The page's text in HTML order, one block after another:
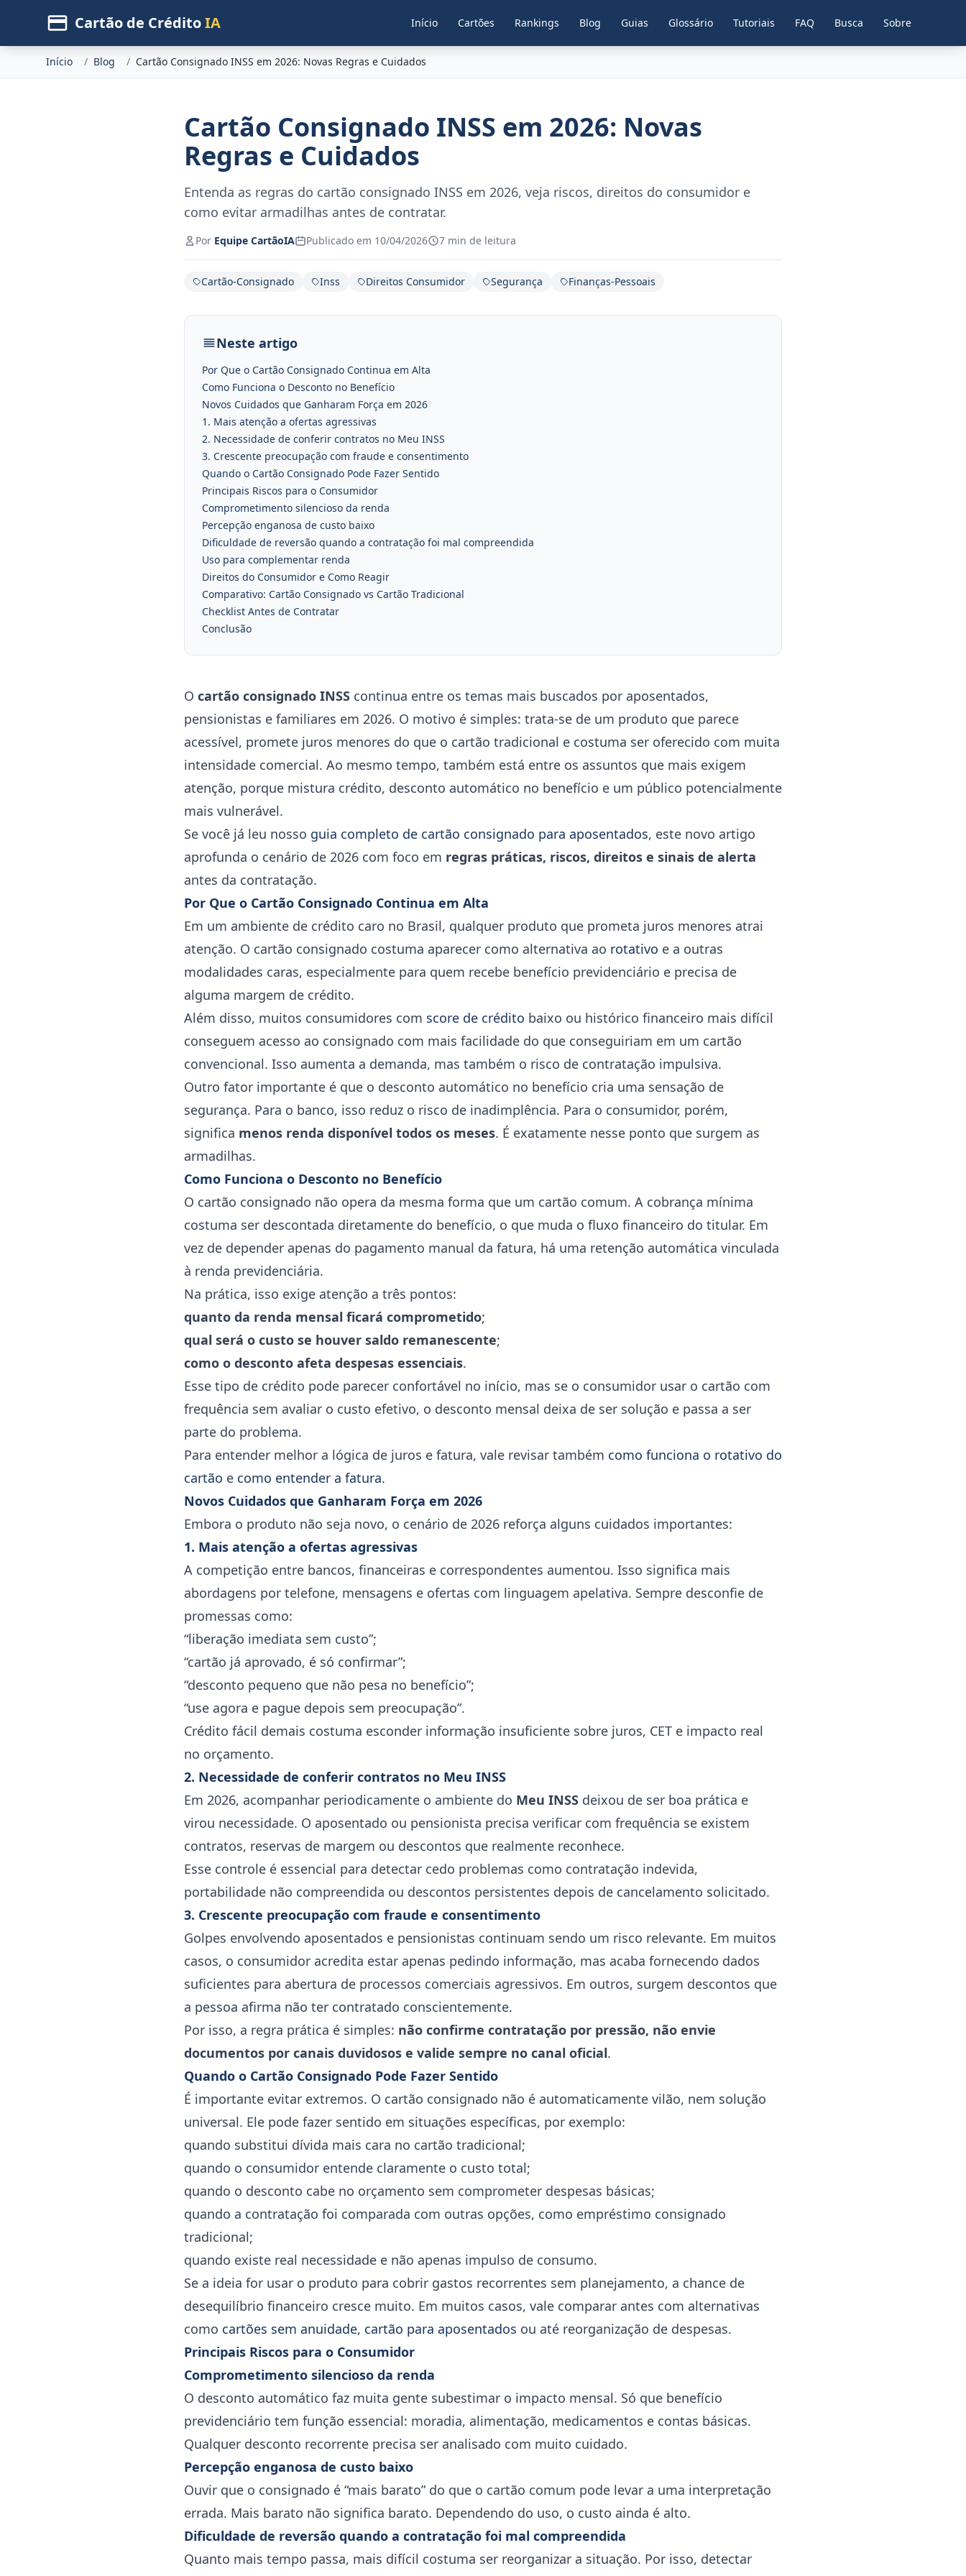
Cartão de CréditoIA Início Cartões Rankings Blog Guias Glossário Tutoriais FAQ Busca Sobre
Início / Blog / Cartão Consignado INSS em 2026: Novas Regras e Cuidados
Cartão Consignado INSS em 2026: Novas
Regras e Cuidados
Entenda as regras do cartão consignado INSS em 2026, veja riscos, direitos do consumidor e
como evitar armadilhas antes de contratar.
Por Equipe CartãoIA Publicado em 10/04/2026 7 min de leitura
Cartão-Consignado Inss Direitos Consumidor Segurança Finanças-Pessoais
Neste artigo
Por Que o Cartão Consignado Continua em Alta
Como Funciona o Desconto no Benefício
Novos Cuidados que Ganharam Força em 2026
1. Mais atenção a ofertas agressivas
2. Necessidade de conferir contratos no Meu INSS
3. Crescente preocupação com fraude e consentimento
Quando o Cartão Consignado Pode Fazer Sentido
Principais Riscos para o Consumidor
Comprometimento silencioso da renda
Percepção enganosa de custo baixo
Dificuldade de reversão quando a contratação foi mal compreendida
Uso para complementar renda
Direitos do Consumidor e Como Reagir
Comparativo: Cartão Consignado vs Cartão Tradicional
Checklist Antes de Contratar
Conclusão
O cartão consignado INSS continua entre os temas mais buscados por aposentados,
pensionistas e familiares em 2026. O motivo é simples: trata-se de um produto que parece
acessível, promete juros menores do que o cartão tradicional e costuma ser oferecido com muita
intensidade comercial. Ao mesmo tempo, também está entre os assuntos que mais exigem
atenção, porque mistura crédito, desconto automático no benefício e um público potencialmente
mais vulnerável.
Se você já leu nosso guia completo de cartão consignado para aposentados, este novo artigo
aprofunda o cenário de 2026 com foco em regras práticas, riscos, direitos e sinais de alerta
antes da contratação.
Por Que o Cartão Consignado Continua em Alta
Em um ambiente de crédito caro no Brasil, qualquer produto que prometa juros menores atrai
atenção. O cartão consignado costuma aparecer como alternativa ao rotativo e a outras
modalidades caras, especialmente para quem recebe benefício previdenciário e precisa de
alguma margem de crédito.
Além disso, muitos consumidores com score de crédito baixo ou histórico financeiro mais difícil
conseguem acesso ao consignado com mais facilidade do que conseguiriam em um cartão
convencional. Isso aumenta a demanda, mas também o risco de contratação impulsiva.
Outro fator importante é que o desconto automático no benefício cria uma sensação de
segurança. Para o banco, isso reduz o risco de inadimplência. Para o consumidor, porém,
significa menos renda disponível todos os meses. É exatamente nesse ponto que surgem as
armadilhas.
Como Funciona o Desconto no Benefício
O cartão consignado não opera da mesma forma que um cartão comum. A cobrança mínima
costuma ser descontada diretamente do benefício, o que muda o fluxo financeiro do titular. Em
vez de depender apenas do pagamento manual da fatura, há uma retenção automática vinculada
à renda previdenciária.
Na prática, isso exige atenção a três pontos:
quanto da renda mensal ficará comprometido;
qual será o custo se houver saldo remanescente;
como o desconto afeta despesas essenciais.
Esse tipo de crédito pode parecer confortável no início, mas se o consumidor usar o cartão com
frequência sem avaliar o custo efetivo, o desconto mensal deixa de ser solução e passa a ser
parte do problema.
Para entender melhor a lógica de juros e fatura, vale revisar também como funciona o rotativo do
cartão e como entender a fatura.
Novos Cuidados que Ganharam Força em 2026
Embora o produto não seja novo, o cenário de 2026 reforça alguns cuidados importantes:
1. Mais atenção a ofertas agressivas
A competição entre bancos, financeiras e correspondentes aumentou. Isso significa mais
abordagens por telefone, mensagens e ofertas com linguagem apelativa. Sempre desconfie de
promessas como:
“liberação imediata sem custo”;
“cartão já aprovado, é só confirmar”;
“desconto pequeno que não pesa no benefício”;
“use agora e pague depois sem preocupação”.
Crédito fácil demais costuma esconder informação insuficiente sobre juros, CET e impacto real
no orçamento.
2. Necessidade de conferir contratos no Meu INSS
Em 2026, acompanhar periodicamente o ambiente do Meu INSS deixou de ser boa prática e
virou necessidade. O aposentado ou pensionista precisa verificar com frequência se existem
contratos, reservas de margem ou descontos que realmente reconhece.
Esse controle é essencial para detectar cedo problemas como contratação indevida,
portabilidade não compreendida ou descontos persistentes depois de cancelamento solicitado.
3. Crescente preocupação com fraude e consentimento
Golpes envolvendo aposentados e pensionistas continuam sendo um risco relevante. Em muitos
casos, o consumidor acredita estar apenas pedindo informação, mas acaba fornecendo dados
suficientes para abertura de processos comerciais agressivos. Em outros, surgem descontos que
a pessoa afirma não ter contratado conscientemente.
Por isso, a regra prática é simples: não confirme contratação por pressão, não envie
documentos por canais duvidosos e valide sempre no canal oficial.
Quando o Cartão Consignado Pode Fazer Sentido
É importante evitar extremos. O cartão consignado não é automaticamente vilão, nem solução
universal. Ele pode fazer sentido em situações específicas, por exemplo:
quando substitui dívida mais cara no cartão tradicional;
quando o consumidor entende claramente o custo total;
quando o desconto cabe no orçamento sem comprometer despesas básicas;
quando a contratação foi comparada com outras opções, como empréstimo consignado
tradicional;
quando existe real necessidade e não apenas impulso de consumo.
Se a ideia for usar o produto para cobrir gastos recorrentes sem planejamento, a chance de
desequilíbrio financeiro cresce muito. Em muitos casos, vale comparar antes com alternativas
como cartões sem anuidade, cartão para aposentados ou até reorganização de despesas.
Principais Riscos para o Consumidor
Comprometimento silencioso da renda
O desconto automático faz muita gente subestimar o impacto mensal. Só que benefício
previdenciário tem função essencial: moradia, alimentação, medicamentos e contas básicas.
Qualquer desconto recorrente precisa ser analisado com muito cuidado.
Percepção enganosa de custo baixo
Ouvir que o consignado é “mais barato” do que o cartão comum pode levar a uma interpretação
errada. Mais barato não significa barato. Dependendo do uso, o custo ainda é alto.
Dificuldade de reversão quando a contratação foi mal compreendida
Quanto mais tempo passa, mais difícil costuma ser reorganizar a situação. Por isso, detectar